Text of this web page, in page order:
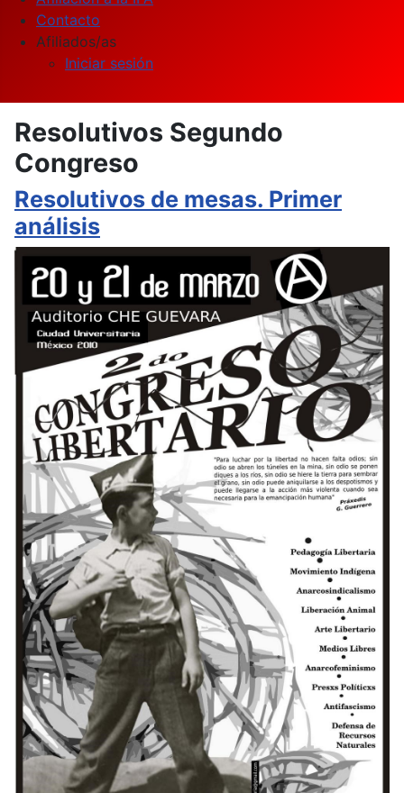
Contacto
Afiliados/as
Iniciar sesión
Resolutivos Segundo
Congreso
Resolutivos de mesas. Primer
análisis